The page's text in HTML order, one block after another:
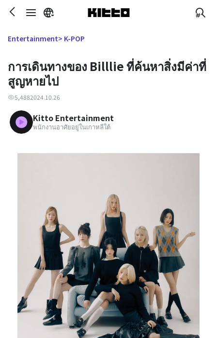
Entertainment> K-POP
การเดินทางของ Billlie ที่ค้นหาสิ่งมีค่าที่
สูญหายไป
5,4882024.10.26
Kitto Entertainment
พนักงานอาศัยอยู่ในเกาหลีใต้